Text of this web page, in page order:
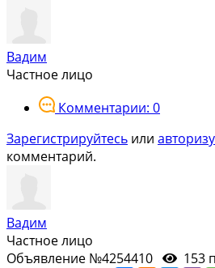
Вадим
Частное лицо
Комментарии: 0
Зарегистрируйтесь или
комментарий.
Вадим
Частное лицо
Объявление №4254410
153